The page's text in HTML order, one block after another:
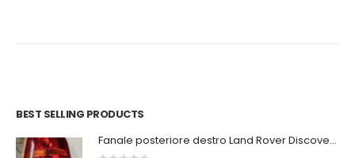
BEST SELLING PRODUCTS
Fanale posteriore destro Land Rover Discovery 3